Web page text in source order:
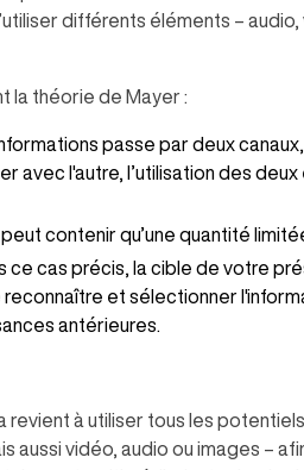
différents éléments – audio,
la théorie de Mayer :
passe par deux canaux,
avec l'autre, l’utilisation des
contenir qu’une quantité
ce cas précis, la cible de votre
et sélectionner
antérieures.
à utiliser tous les
aussi vidéo, audio ou images –